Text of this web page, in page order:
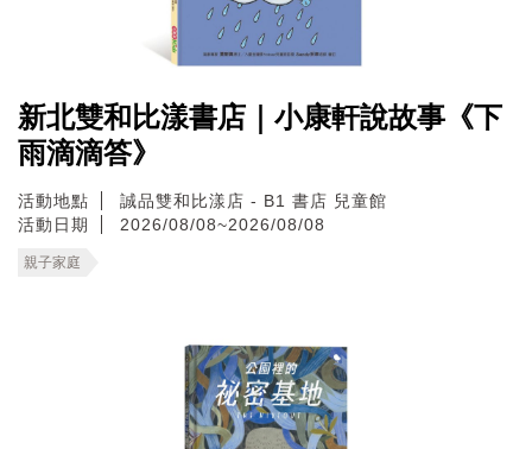
新北雙和比漾書店｜小康軒說故事《下
雨滴滴答》
活動地點
誠品雙和比漾店 - B1 書店 兒童館
活動日期
2026/08/08~2026/08/08
親子家庭